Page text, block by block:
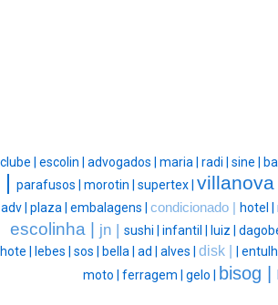
clube | escolin | advogados | maria | radi | sine |
parafusos | morotin | supertex | villanova
adv | plaza | embalagens | condicionado | hotel |
escolinha | jn | sushi | infantil | luiz |
hote |
lebes | sos | bella | ad | alves | disk |
moto | ferragem | gelo | bisog |